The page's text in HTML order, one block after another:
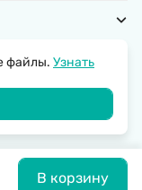
В корзину
файлы. Узнать